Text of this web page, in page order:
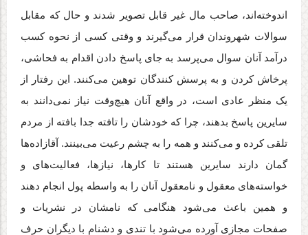
اندوخته‌اند، صاحب مال غیر قابل تصویر شدند و حال که مقابل
سوالات شهروندان قرار می‌گیرند و وقتی کسی از نحوه کسب
درآمد آنان سوال می‌پرسد به جای پاسخ دادن اقدام به فحاشی،
پرخاش کردن و به پرسش کنندگان توهین می‌کنند. این رفتار از
یک منظر عادی است، در واقع آنان هیچ‌وقت نیاز نمی‌دانند به
سایرین پاسخ بدهند، چرا که خودشان را تافته جدا بافته از مردم
تلقی کرده و می‌کنند و همه را به چشم رعیت می‌بینند. آقازاده‌ها
گمان دارند سایرین هستند تا کارها، نیازها، فعالیت‌های و
خواسته‌های معقول و نامعقول آنان را به واسطه پول انجام دهند
و همین باعث می‌شود هنگامی که نامشان در نشریات و
صفحات مجازی آورده می‌شود با تندی و دشنام با دیگران حرف